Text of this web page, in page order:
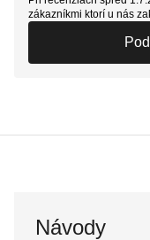
zákazníkmi ktorí u nás
Návody